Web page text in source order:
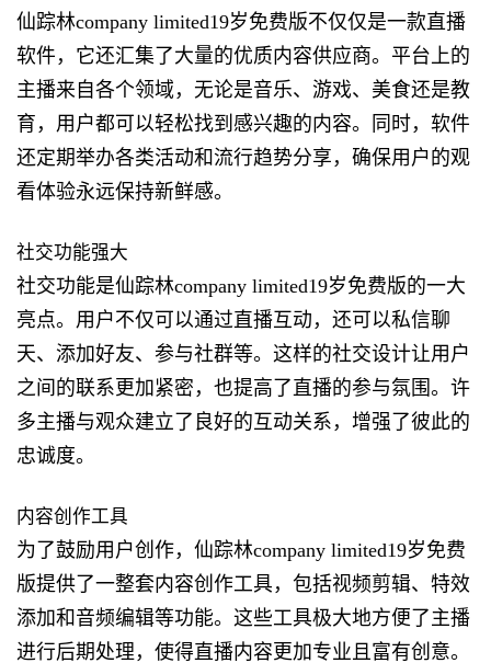
仙踪林company limited19岁免费版不仅仅是一款直播
软件，它还汇集了大量的优质内容供应商。平台上的
主播来自各个领域，无论是音乐、游戏、美食还是教
育，用户都可以轻松找到感兴趣的内容。同时，软件
还定期举办各类活动和流行趋势分享，确保用户的观
看体验永远保持新鲜感。
社交功能强大
社交功能是仙踪林company limited19岁免费版的一大
亮点。用户不仅可以通过直播互动，还可以私信聊
天、添加好友、参与社群等。这样的社交设计让用户
之间的联系更加紧密，也提高了直播的参与氛围。许
多主播与观众建立了良好的互动关系，增强了彼此的
忠诚度。
内容创作工具
为了鼓励用户创作，仙踪林company limited19岁免费
版提供了一整套内容创作工具，包括视频剪辑、特效
添加和音频编辑等功能。这些工具极大地方便了主播
进行后期处理，使得直播内容更加专业且富有创意。